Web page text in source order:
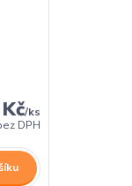
/ks
DPH